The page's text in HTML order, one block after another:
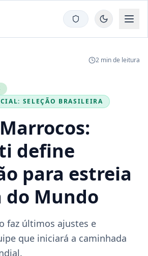
2 min de leitura
SELEÇÃO BRASILEIRA
define
para estreia
do Mundo
faz últimos ajustes e
que iniciará a caminhada